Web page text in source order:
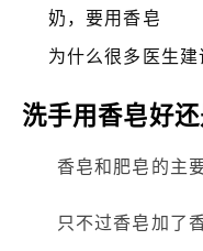
奶，要用香皂
为什么很多医生
洗手用香皂好
香皂和肥皂的主
只不过香皂加了